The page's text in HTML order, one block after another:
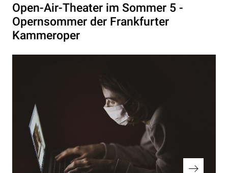
Beitrag
Open-Air-Theater im Sommer 5 -
Opernsommer der Frankfurter
Kammeroper